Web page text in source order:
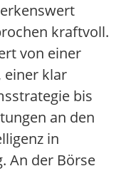
kraftvoll.
von einer
einer klar
bis
an den
in
An der Börse